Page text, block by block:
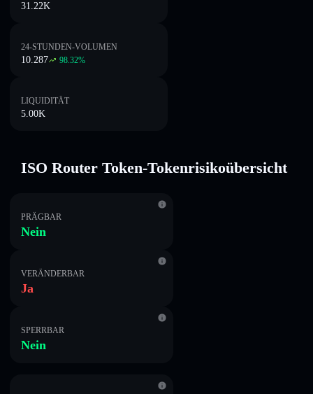
31.22K
24-STUNDEN-VOLUMEN
10.287 98.32%
LIQUIDITÄT
5.00K
ISO Router Token-Tokenrisikoübersicht
PRÄGBAR
Nein
VERÄNDERBAR
Ja
SPERRBAR
Nein